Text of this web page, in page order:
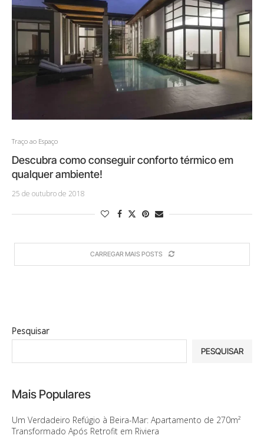
Traço ao Espaço
Descubra como conseguir conforto térmico em
qualquer ambiente!
25 de outubro de 2018
CARREGAR MAIS POSTS
Pesquisar
PESQUISAR
Mais Populares
Um Verdadeiro Refúgio à Beira-Mar: Apartamento de 270m²
Transformado Após Retrofit em Riviera